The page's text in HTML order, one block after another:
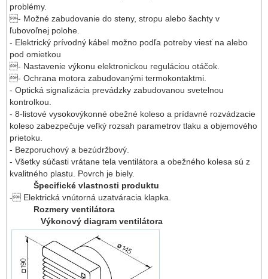
problémy.
- Možné zabudovanie do steny, stropu alebo šachty v
ľubovoľnej polohe.
- Elektrický prívodný kábel možno podľa potreby viesť na alebo
pod omietkou
- Nastavenie výkonu elektronickou reguláciou otáčok.
- Ochrana motora zabudovanými termokontaktmi.
- Optická signalizácia prevádzky zabudovanou svetelnou
kontrolkou.
- 8-listové vysokovýkonné obežné koleso a prídavné rozvádzacie
koleso zabezpečuje veľký rozsah parametrov tlaku a objemového
prietoku.
- Bezporuchový a bezúdržbový.
- Všetky súčasti vrátane tela ventilátora a obežného kolesa sú z
kvalitného plastu. Povrch je biely.
Špecifické vlastnosti produktu
- Elektrická vnútorná uzatváracia klapka.
Rozmery ventilátora
Výkonový diagram ventilátora